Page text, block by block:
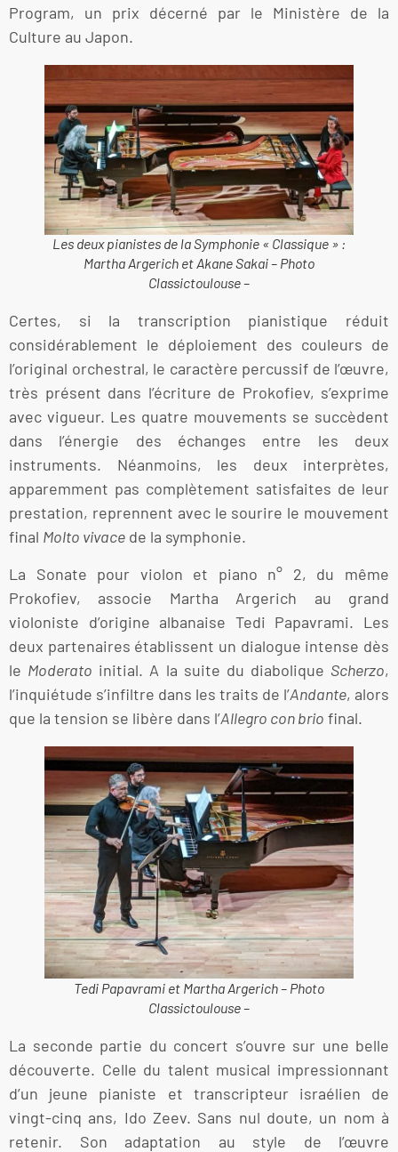
Program, un prix décerné par le Ministère de la
Culture au Japon.
Les deux pianistes de la Symphonie « Classique » :
Martha Argerich et Akane Sakai – Photo
Classictoulouse –
Certes, si la transcription pianistique réduit
considérablement le déploiement des couleurs de
l’original orchestral, le caractère percussif de l’œuvre,
très présent dans l’écriture de Prokofiev, s’exprime
avec vigueur. Les quatre mouvements se succèdent
dans l’énergie des échanges entre les deux
instruments. Néanmoins, les deux interprètes,
apparemment pas complètement satisfaites de leur
prestation, reprennent avec le sourire le mouvement
final Molto vivace de la symphonie.
La Sonate pour violon et piano n° 2, du même
Prokofiev, associe Martha Argerich au grand
violoniste d’origine albanaise Tedi Papavrami. Les
deux partenaires établissent un dialogue intense dès
le Moderato initial. A la suite du diabolique Scherzo,
l’inquiétude s’infiltre dans les traits de l’Andante, alors
que la tension se libère dans l’Allegro con brio final.
Tedi Papavrami et Martha Argerich – Photo
Classictoulouse –
La seconde partie du concert s’ouvre sur une belle
découverte. Celle du talent musical impressionnant
d’un jeune pianiste et transcripteur israélien de
vingt-cinq ans, Ido Zeev. Sans nul doute, un nom à
retenir. Son adaptation au style de l’œuvre